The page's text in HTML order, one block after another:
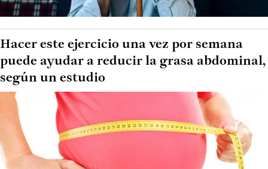
Hacer este ejercicio una vez por semana
puede ayudar a reducir la grasa abdominal,
según un estudio